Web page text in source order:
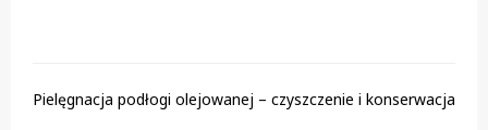
Pielęgnacja podłogi olejowanej – czyszczenie i konserwacja